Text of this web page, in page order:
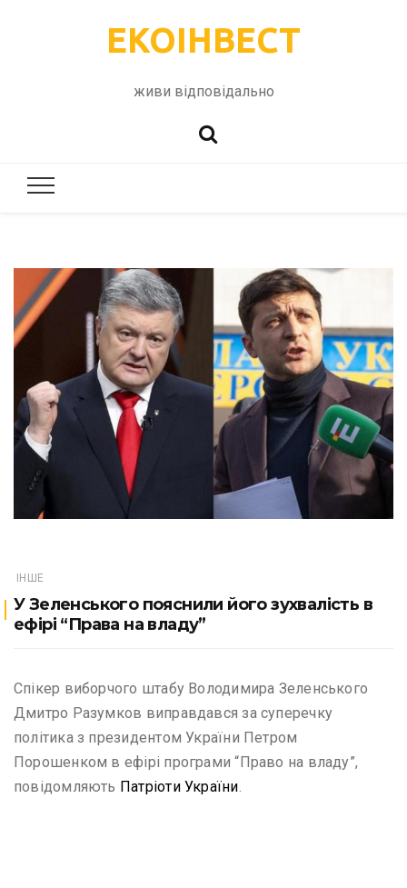
ЕКОІНВЕСТ
живи відповідально
ІНШЕ
У Зеленського пояснили його зухвалість в
ефірі “Права на владу”
Спікер виборчого штабу Володимира Зеленського
Дмитро Разумков виправдався за суперечку
політика з президентом України Петром
Порошенком в ефірі програми “Право на владу”,
повідомляють Патріоти України.